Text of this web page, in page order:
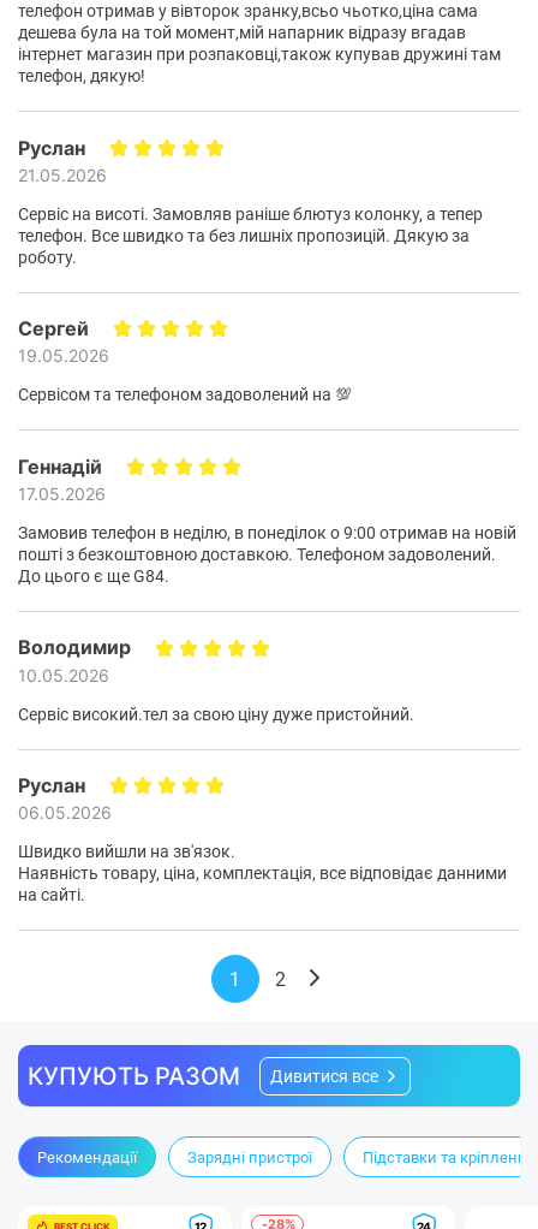
телефон отримав у вівторок зранку,всьо чьотко,ціна сама
дешева була на той момент,мій напарник відразу вгадав
інтернет магазин при розпаковці,також купував дружині там
телефон, дякую!
Руслан
21.05.2026
Сервіс на висоті. Замовляв раніше блютуз колонку, а тепер
телефон. Все швидко та без лишніх пропозицій. Дякую за
роботу.
Сергей
19.05.2026
Сервісом та телефоном задоволений на 💯
Геннадій
17.05.2026
Замовив телефон в неділю, в понеділок о 9:00 отримав на новій
пошті з безкоштовною доставкою. Телефоном задоволений.
До цього є ще G84.
Володимир
10.05.2026
Сервіс високий.тел за свою ціну дуже пристойний.
Руслан
06.05.2026
Швидко вийшли на зв'язок.
Наявність товару, ціна, комплектація, все відповідає данними
на сайті.
1 2
КУПУЮТЬ РАЗОМ Дивитися все
Рекомендації Зарядні пристрої Підставки та
-28%